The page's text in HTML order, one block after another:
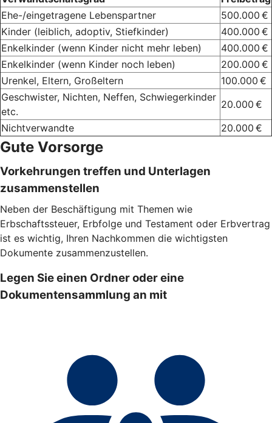
Ehe-/eingetragene Lebenspartner
500.000 €
Kinder (leiblich, adoptiv, Stiefkinder)
400.000 €
Enkelkinder (wenn Kinder nicht mehr leben)
400.000 €
Enkelkinder (wenn Kinder noch leben)
200.000 €
Urenkel, Eltern, Großeltern
100.000 €
Geschwister, Nichten, Neffen, Schwiegerkinder
etc.
20.000 €
Nichtverwandte
20.000 €
Gute Vorsorge
Vorkehrungen treffen und Unterlagen
zusammenstellen
Neben der Beschäftigung mit Themen wie
Erbschaftssteuer, Erbfolge und Testament oder Erbvertrag
ist es wichtig, Ihren Nachkommen die wichtigsten
Dokumente zusammenzustellen.
Legen Sie einen Ordner oder eine
Dokumentensammlung an mit